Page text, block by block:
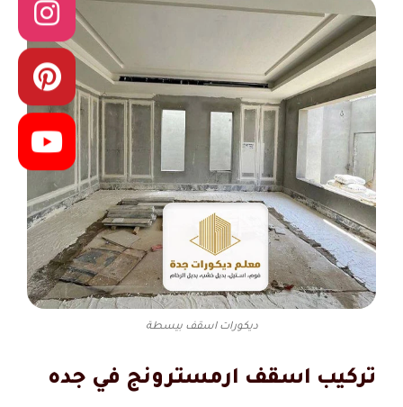
ديكورات اسقف بيسطة
تركيب اسقف ارمسترونج في جده